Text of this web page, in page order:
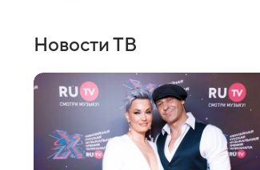
Новости ТВ